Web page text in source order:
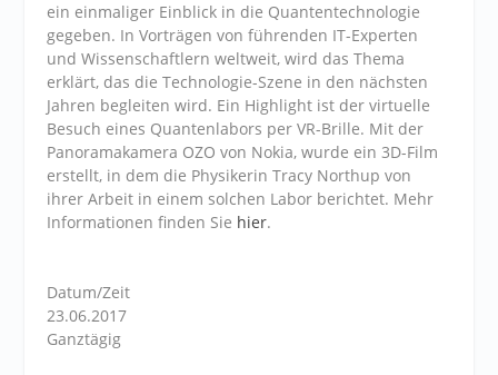
ein einmaliger Einblick in die Quantentechnologie
gegeben. In Vorträgen von führenden IT-Experten
und Wissenschaftlern weltweit, wird das Thema
erklärt, das die Technologie-Szene in den nächsten
Jahren begleiten wird. Ein Highlight ist der virtuelle
Besuch eines Quantenlabors per VR-Brille. Mit der
Panoramakamera OZO von Nokia, wurde ein 3D-Film
erstellt, in dem die Physikerin Tracy Northup von
ihrer Arbeit in einem solchen Labor berichtet. Mehr
Informationen finden Sie hier.
Datum/Zeit
23.06.2017
Ganztägig